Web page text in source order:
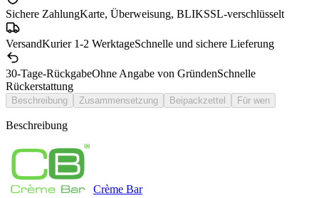
Sichere ZahlungKarte, Überweisung, BLIKSSL-verschlüsselt
VersandKurier 1-2 WerktageSchnelle und sichere Lieferung
30-Tage-RückgabeOhne Angabe von GründenSchnelle
Rückerstattung
Beschreibung Zusammensetzung Beipackzettel Für wen
Beschreibung
Crème Bar